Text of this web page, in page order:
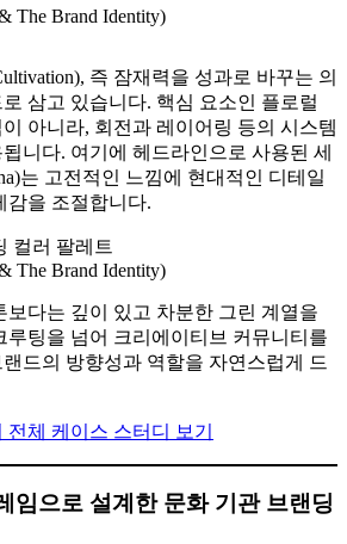
The Brand Identity)
즉 잠재력을 성과로 바꾸는 의
삼고 있습니다. 핵심 요소인 플로럴
아니라, 회전과 레이어링 등의 시스템
니다. 여기에 헤드라인으로 사용된 세
는 고전적인 느낌에 현대적인 디테일
감을 조절합니다.
The Brand Identity)
보다는 깊이 있고 차분한 그린 계열을
루팅을 넘어 크리에이티브 커뮤니티를
드의 방향성과 역할을 자연스럽게 드
전체 케이스 스터디 보기
임으로 설계한 문화 기관 브랜딩